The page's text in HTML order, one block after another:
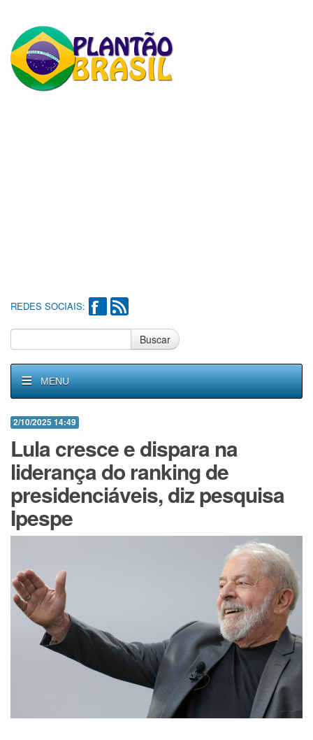
REDES SOCIAIS:
Buscar
MENU
2/10/2025 14:49
Lula cresce e dispara na
liderança do ranking de
presidenciáveis, diz pesquisa
Ipespe